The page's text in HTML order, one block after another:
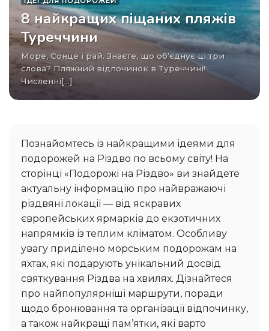
8 найкращих піщаних пляжів
Туреччини
Море, Сонце і рай. Знаєте, що об’єднує ці три
слова? Пляжний відпочинок в Туреччині!
Численні[...]
Познайомтесь із найкращими ідеями для
подорожей на Різдво по всьому світу! На
сторінці «Подорожі на Різдво» ви знайдете
актуальну інформацію про найвражаючі
різдвяні локації — від яскравих
європейських ярмарків до екзотичних
напрямків із теплим кліматом. Особливу
увагу приділено морським подорожам на
яхтах, які подарують унікальний досвід
святкування Різдва на хвилях. Дізнайтеся
про найпопулярніші маршрути, поради
щодо бронювання та організації відпочинку,
а також найкращі пам’ятки, які варто